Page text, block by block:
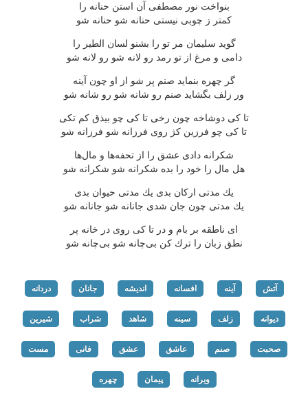
بنواخت نور مصطفی آن استن حنانه را
كمتر ز چوبی نیستی حنانه شو حنانه شو
گوید سلیمان مر تو را بشنو لسان الطیر را
دامی و مرغ از تو رمد رو لانه شو رو لانه شو
گر چهره بنماید صنم پر شو از او چون آینه
ور زلف بگشاید صنم رو شانه شو رو شانه شو
تا كی دوشاخه چون رخی تا كی چو بیذق كم تكی
تا كی چو فرزین كژ روی فرزانه شو فرزانه شو
شكرانه دادی عشق را از تحفه‌ها و مال‌ها
هل مال را خود را بده شكرانه شو شكرانه شو
یك مدتی اركان بدی یك مدتی حیوان بدی
یك مدتی چون جان شدی جانانه شو جانانه شو
ای ناطقه بر بام و در تا كی روی در خانه پر
نطق زبان را ترك كن بی‌چانه شو بی‌چانه شو
آتش آینه افسانه اندیشه جانان دردانه
دیوانه زلف سینه شاهد شراب شیرین
صحبت صنم عاشق عشق فانی مست
ویرانه پیمان چهره